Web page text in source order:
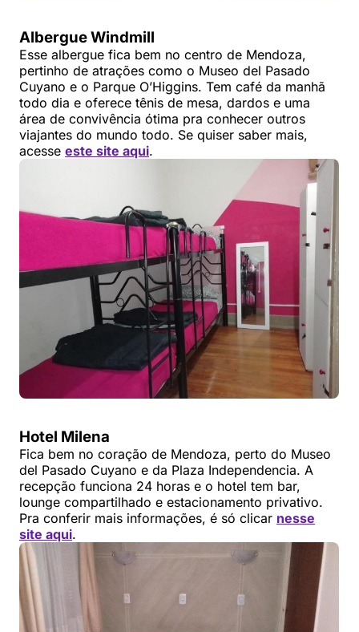
Albergue Windmill
Esse albergue fica bem no centro de Mendoza,
pertinho de atrações como o Museo del Pasado
Cuyano e o Parque O’Higgins. Tem café da manhã
todo dia e oferece tênis de mesa, dardos e uma
área de convivência ótima pra conhecer outros
viajantes do mundo todo. Se quiser saber mais,
acesse este site aqui.
Hotel Milena
Fica bem no coração de Mendoza, perto do Museo
del Pasado Cuyano e da Plaza Independencia. A
recepção funciona 24 horas e o hotel tem bar,
lounge compartilhado e estacionamento privativo.
Pra conferir mais informações, é só clicar nesse
site aqui.